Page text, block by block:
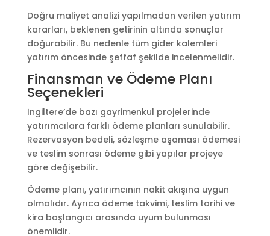
Doğru maliyet analizi yapılmadan verilen yatırım
kararları, beklenen getirinin altında sonuçlar
doğurabilir. Bu nedenle tüm gider kalemleri
yatırım öncesinde şeffaf şekilde incelenmelidir.
Finansman ve Ödeme Planı
Seçenekleri
İngiltere’de bazı gayrimenkul projelerinde
yatırımcılara farklı ödeme planları sunulabilir.
Rezervasyon bedeli, sözleşme aşaması ödemesi
ve teslim sonrası ödeme gibi yapılar projeye
göre değişebilir.
Ödeme planı, yatırımcının nakit akışına uygun
olmalıdır. Ayrıca ödeme takvimi, teslim tarihi ve
kira başlangıcı arasında uyum bulunması
önemlidir.